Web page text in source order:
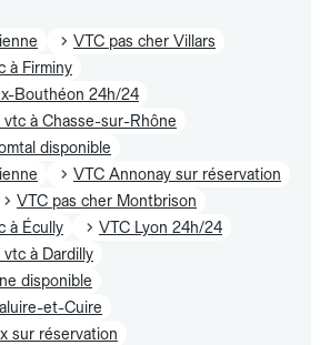
VTC pas cher Villars
à Firminy
Bouthéon 24h/24
vtc à Chasse-sur-Rhône
disponible
VTC Annonay sur réservation
VTC pas cher Montbrison
à Écully
VTC Lyon 24h/24
à Dardilly
disponible
et-Cuire
sur réservation